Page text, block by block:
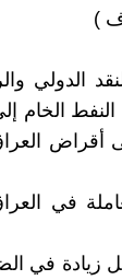
)
الدولي
الخام
في
زيادة في